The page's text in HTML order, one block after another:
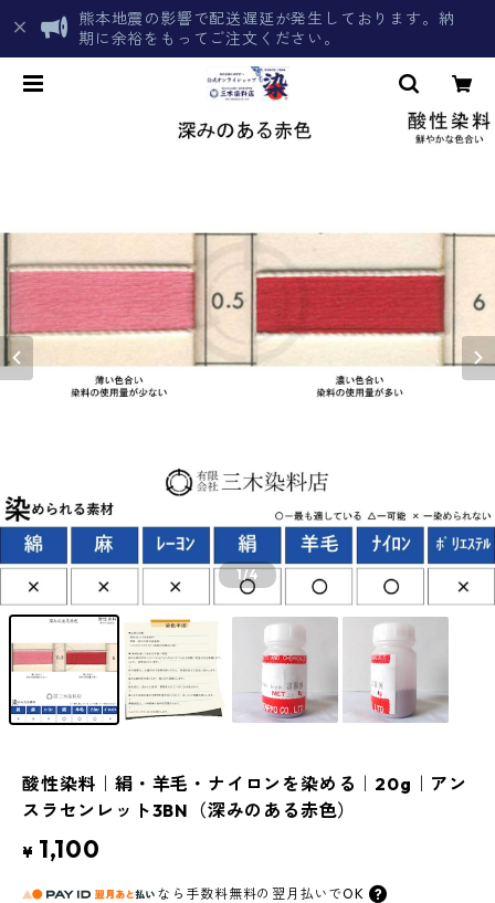
熊本地震の影響で配送遅延が発生しております。納
期に余裕をもってご注文ください。
1/4
酸性染料｜絹・羊毛・ナイロンを染める｜20g｜アン
スラセンレット3BN（深みのある赤色）
¥ 1,100
なら 手数料無料の 翌月払いでOK